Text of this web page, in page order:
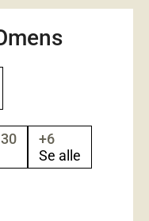
+6
Se alle